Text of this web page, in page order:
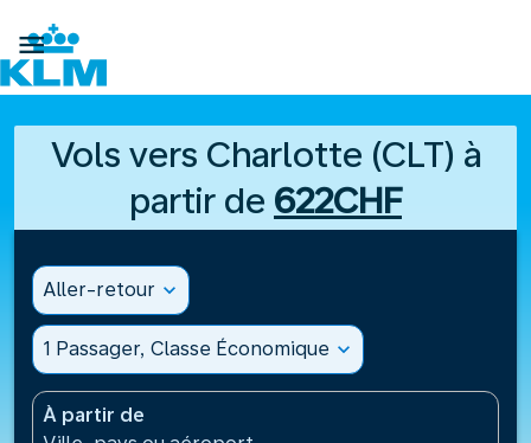

Vols vers Charlotte (CLT) à
partir de 622CHF
Aller-retour expand_more
1 Passager, Classe Économique expand_more
À partir de